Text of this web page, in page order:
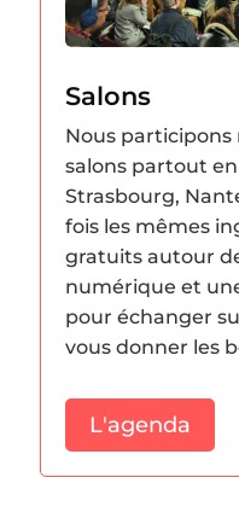
Salons
Nous
salons partout en
Strasbourg,
fois les mêmes
gratuits autour
numérique et
pour échanger
vous donner les
L'agenda